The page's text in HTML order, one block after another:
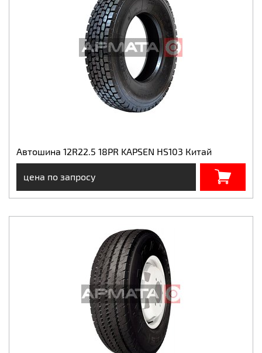
Автошина 12R22.5 18PR KAPSEN HS103 Китай
цена по запросу